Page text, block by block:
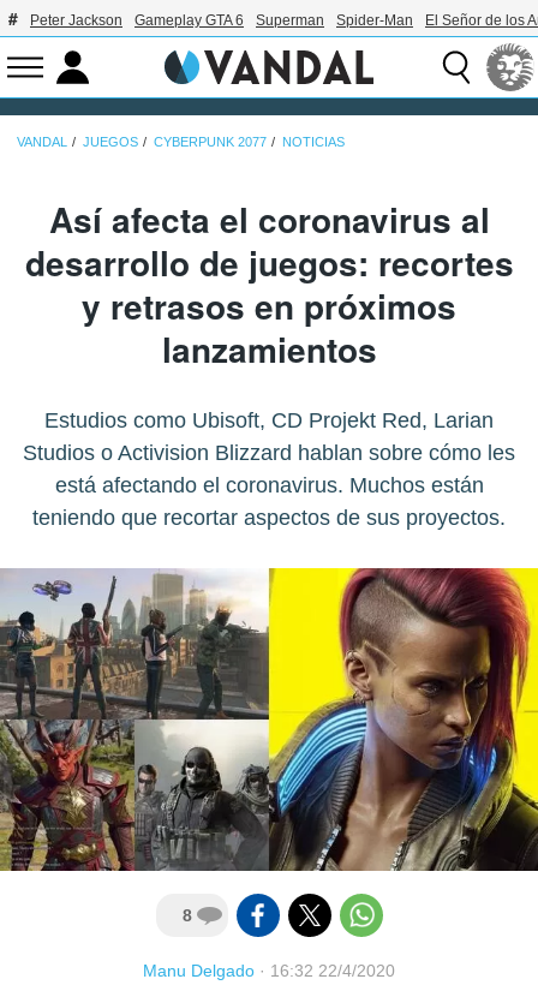
Peter Jackson Gameplay GTA 6 Superman Spider-Man El Señor de los
VANDAL JUEGOS CYBERPUNK 2077 NOTICIAS
Así afecta el coronavirus al
desarrollo de juegos: recortes
y retrasos en próximos
lanzamientos
Estudios como Ubisoft, CD Projekt Red, Larian
Studios o Activision Blizzard hablan sobre cómo les
está afectando el coronavirus. Muchos están
teniendo que recortar aspectos de sus proyectos.
8
Manu Delgado · 16:32 22/4/2020